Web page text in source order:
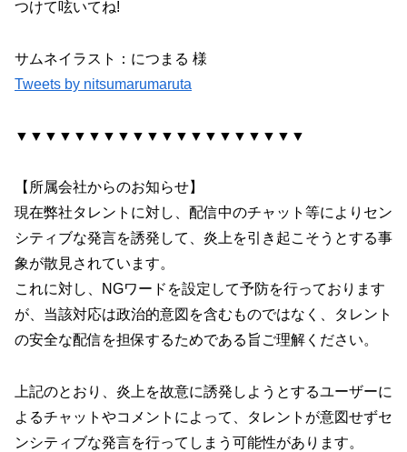
つけて呟いてね!
サムネイラスト：につまる 様
Tweets by nitsumarumaruta
▼▼▼▼▼▼▼▼▼▼▼▼▼▼▼▼▼▼▼▼
【所属会社からのお知らせ】
現在弊社タレントに対し、配信中のチャット等によりセン
シティブな発言を誘発して、炎上を引き起こそうとする事
象が散見されています。
これに対し、NGワードを設定して予防を行っております
が、当該対応は政治的意図を含むものではなく、タレント
の安全な配信を担保するためである旨ご理解ください。
上記のとおり、炎上を故意に誘発しようとするユーザーに
よるチャットやコメントによって、タレントが意図せずセ
ンシティブな発言を行ってしまう可能性があります。